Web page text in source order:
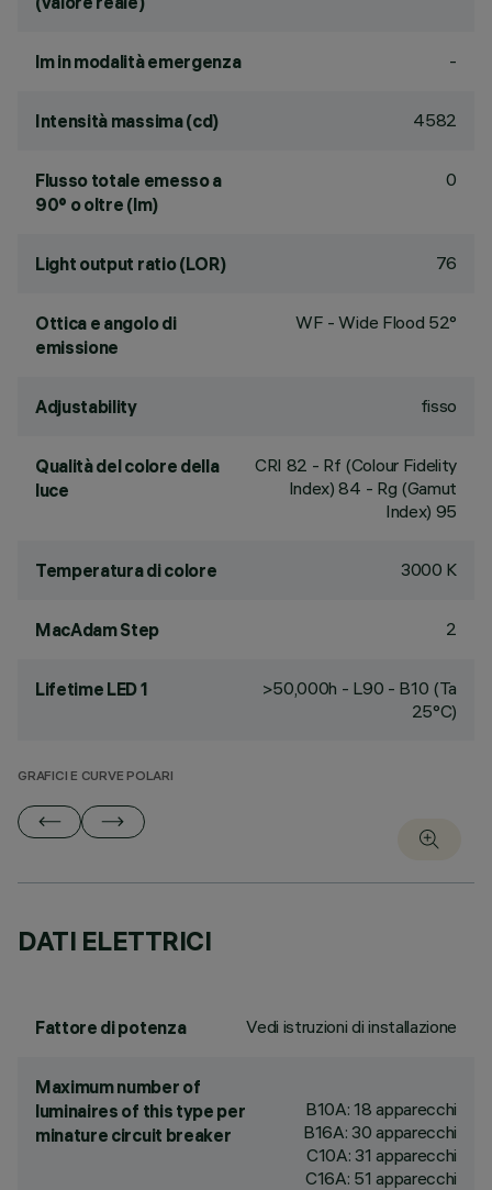
lm in modalità emergenza -
Intensità massima (cd) 4582
Flusso totale emesso a
90° o oltre (lm)
0
Light output ratio (LOR) 76
Ottica e angolo di
emissione
WF - Wide Flood 52°
Adjustability fisso
Qualità del colore della
luce
CRI 82 - Rf (Colour Fidelity
Index) 84 - Rg (Gamut
Index) 95
Temperatura di colore 3000 K
MacAdam Step 2
Lifetime LED 1
>50,000h - L90 - B10 (Ta
25°C)
GRAFICI E CURVE POLARI
DATI ELETTRICI
Fattore di potenza Vedi istruzioni di installazione
Maximum number of
luminaires of this type per
minature circuit breaker
B10A: 18 apparecchi
B16A: 30 apparecchi
C10A: 31 apparecchi
C16A: 51 apparecchi